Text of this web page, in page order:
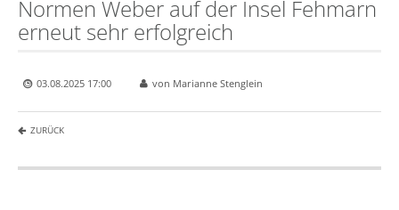
Normen Weber auf der Insel Fehmarn
erneut sehr erfolgreich
03.08.2025 17:00 von Marianne Stenglein
ZURÜCK